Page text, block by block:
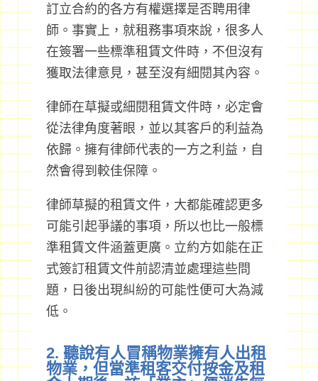
訂立合約的各方有權選擇是否聘用律
師。事實上，就租務事項來說，很多人
在簽署一些標準租賃文件時，不但沒有
獲取法律意見，甚至沒有細閱其內容。
律師在草擬或細閱租賃文件時，必定會
從法律角度著眼，並以其客戶的利益為
依歸。擁有律師代表的一方之利益，自
然會得到較佳保障。
律師草擬的租賃文件，大都能確認更多
可能引起爭議的事項，所以也比一般標
準租賃文件涵蓋更廣。立約方如能在正
式簽訂租賃文件前認清並處理這些問
題，日後出現糾紛的可能性便可大為減
低。
2. 聽說有人冒稱物業擁有人出租
物業，但當準租客交付按金及租